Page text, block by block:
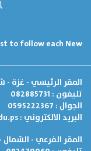
to follow each New
المقر الرئيسي - غزة -
تليفون : 082885731
الجوال : 0595222367
البريد الالكتروني :
المقر الفرعي - الشمال